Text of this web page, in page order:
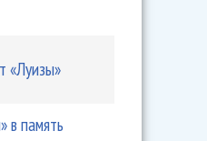
«Луизы»
в память